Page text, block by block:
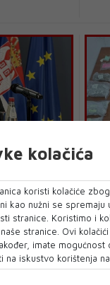
oružja i
danas u
veću
MUP
kolačića
koristi kolačiće
kao nužni se
stranice. Koristimo i
stranice. Ovi
imate mogućnost
na iskustvo korištenja